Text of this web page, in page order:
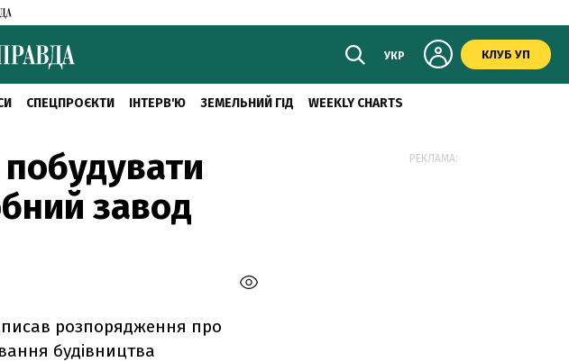
УКР КЛУБ УП
СПЕЦПРОЄКТИ ІНТЕРВ'Ю ЗЕМЕЛЬНИЙ ГІД WEEKLY CHARTS
завод
розпорядження про
будівництва
РЕКЛАМА: